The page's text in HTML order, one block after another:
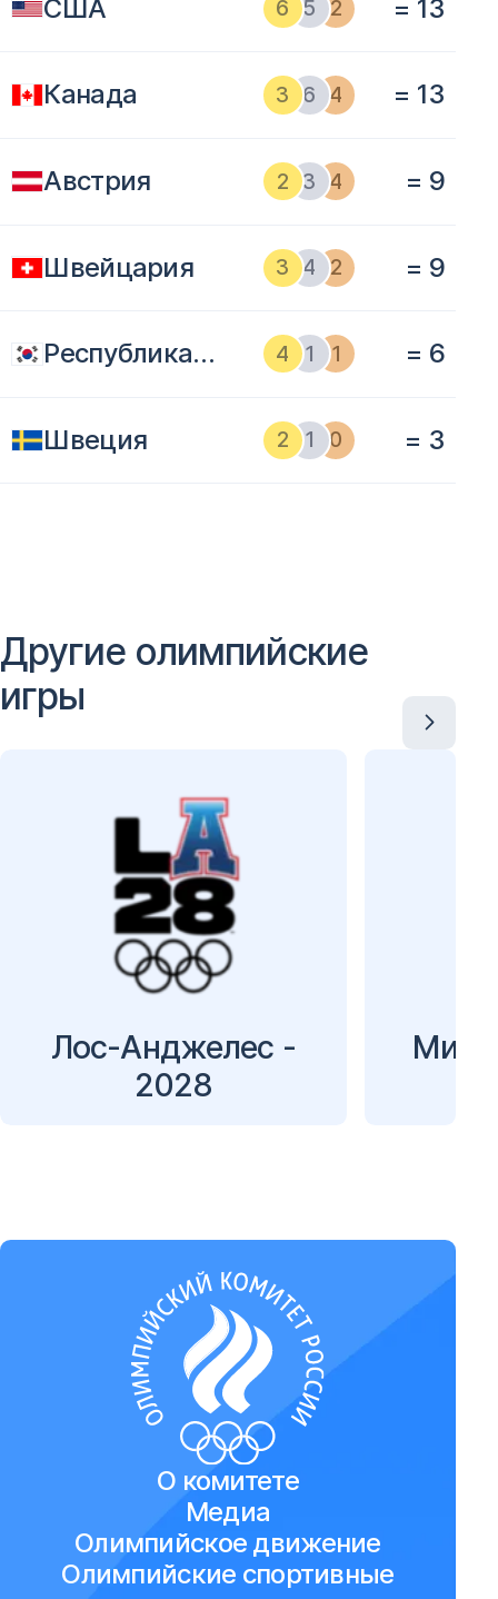
США 6 5 2 = 13
Канада 3 6 4 = 13
Австрия 2 3 4 = 9
Швейцария 3 4 2 = 9
Республика Корея 4 1 1 = 6
Швеция 2 1 0 = 3
Другие олимпийские
игры
Лос-Анджелес -
2028
О комитете
Медиа
Олимпийское движение
Олимпийские спортивные